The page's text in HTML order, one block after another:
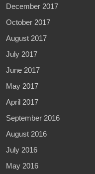
December 2017
October 2017
August 2017
July 2017
June 2017
May 2017
April 2017
September 2016
August 2016
July 2016
May 2016